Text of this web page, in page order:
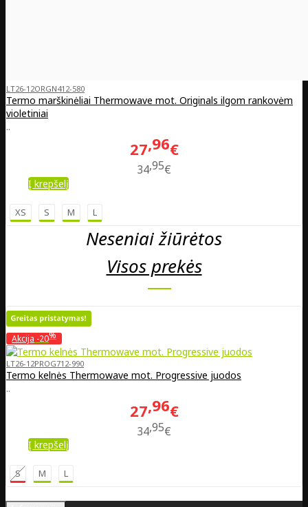
LT26-12ORGN412-580
Termo marškinėliai Thermowave mot. Originals ilgom rankovėm
violetiniai
..
27 96€
3495€
Į krepšelį
XS S M L
Neseniai žiūrėtos
Visos prekės
Akcija -20%
LT26-12PROG712-990
Termo kelnės Thermowave mot. Progressive juodos
..
27 96€
3495€
Į krepšelį
S M L